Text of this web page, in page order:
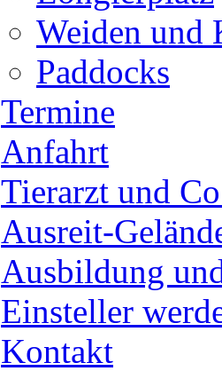
Weiden und
Paddocks
Termine
Anfahrt
Tierarzt und
Ausreit-
Ausbildung
Einsteller
Kontakt